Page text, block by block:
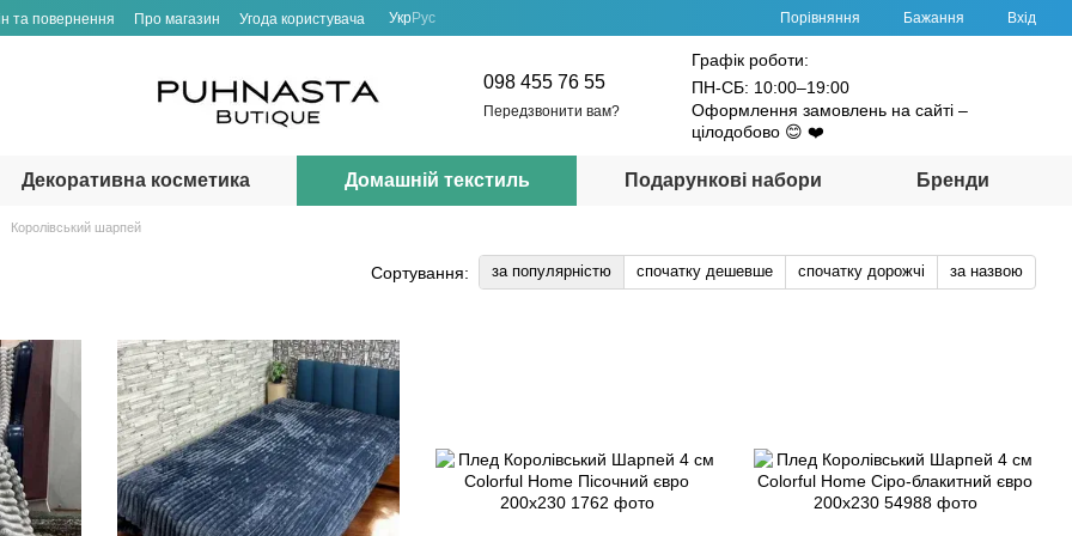
та повернення Про магазин Угода користувача УкрРус Порівняння Бажання Вхід
098 455 76 55
Передзвонити вам?
Графік роботи:
ПН-СБ: 10:00–19:00
Оформлення замовлень на сайті –
цілодобово 😊 ❤️
Декоративна косметика Домашній текстиль Подарункові набори Бренди
Королівський шарпей
Сортування: за популярністю спочатку дешевше спочатку дорожчі за назвою